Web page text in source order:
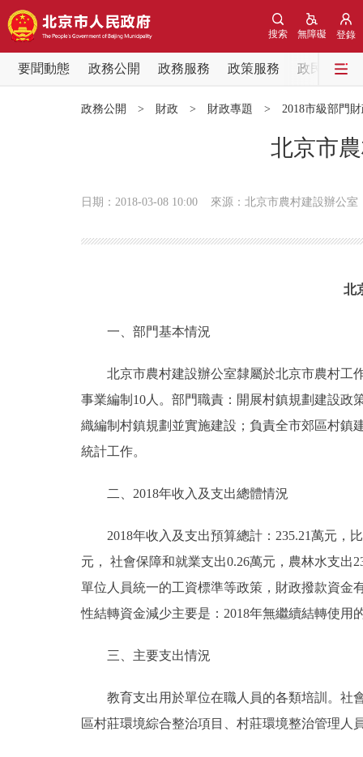
登錄
無障礙
搜索
要聞動態 政務公開 政務服務 政策服務
政民互動
決策公開
政務服務
個人服務
便民服務
仲介服務
參與調查
政務公開 > 財政 > 財政專題 > 2018市級部門
北京市
日期：2018-03-08 10:00 來源：北京市農村建設辦公室
北
一、部門基本情況
北京市農村建設辦公室隸屬於北京市農村工作
事業編制10人。部門職責：開展村鎮規劃建設
織編制村鎮規劃並實施建設；負責全市郊區村鎮
統計工作。
二、2018年收入及支出總體情況
2018年收入及支出預算總計：235.21萬元，比
元， 社會保障和就業支出0.26萬元，農林水支出
單位人員統一的工資標準等政策，財政撥款資金
性結轉資金減少主要是：2018年無繼續結轉使用
三、主要支出情況
教育支出用於單位在職人員的各類培訓。社會
區村莊環境綜合整治項目、村莊環境整治管理人